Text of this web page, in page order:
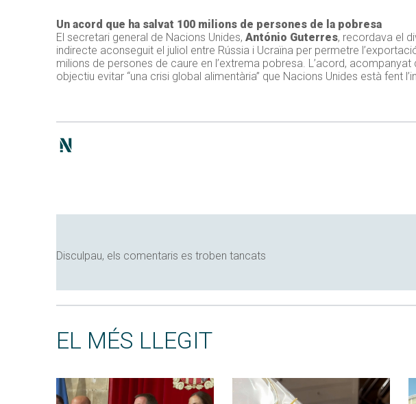
Un acord que ha salvat 100 milions de persones de la pobresa
El secretari general de Nacions Unides, António Guterres, recordava el
indirecte aconseguit el juliol entre Rússia i Ucraïna per permetre
milions de persones de caure en l’extrema pobresa. L’acord,
objectiu evitar “una crisi global alimentària” que Nacions Unides està fent
Disculpau, els comentaris es troben tancats
EL MÉS LLEGIT